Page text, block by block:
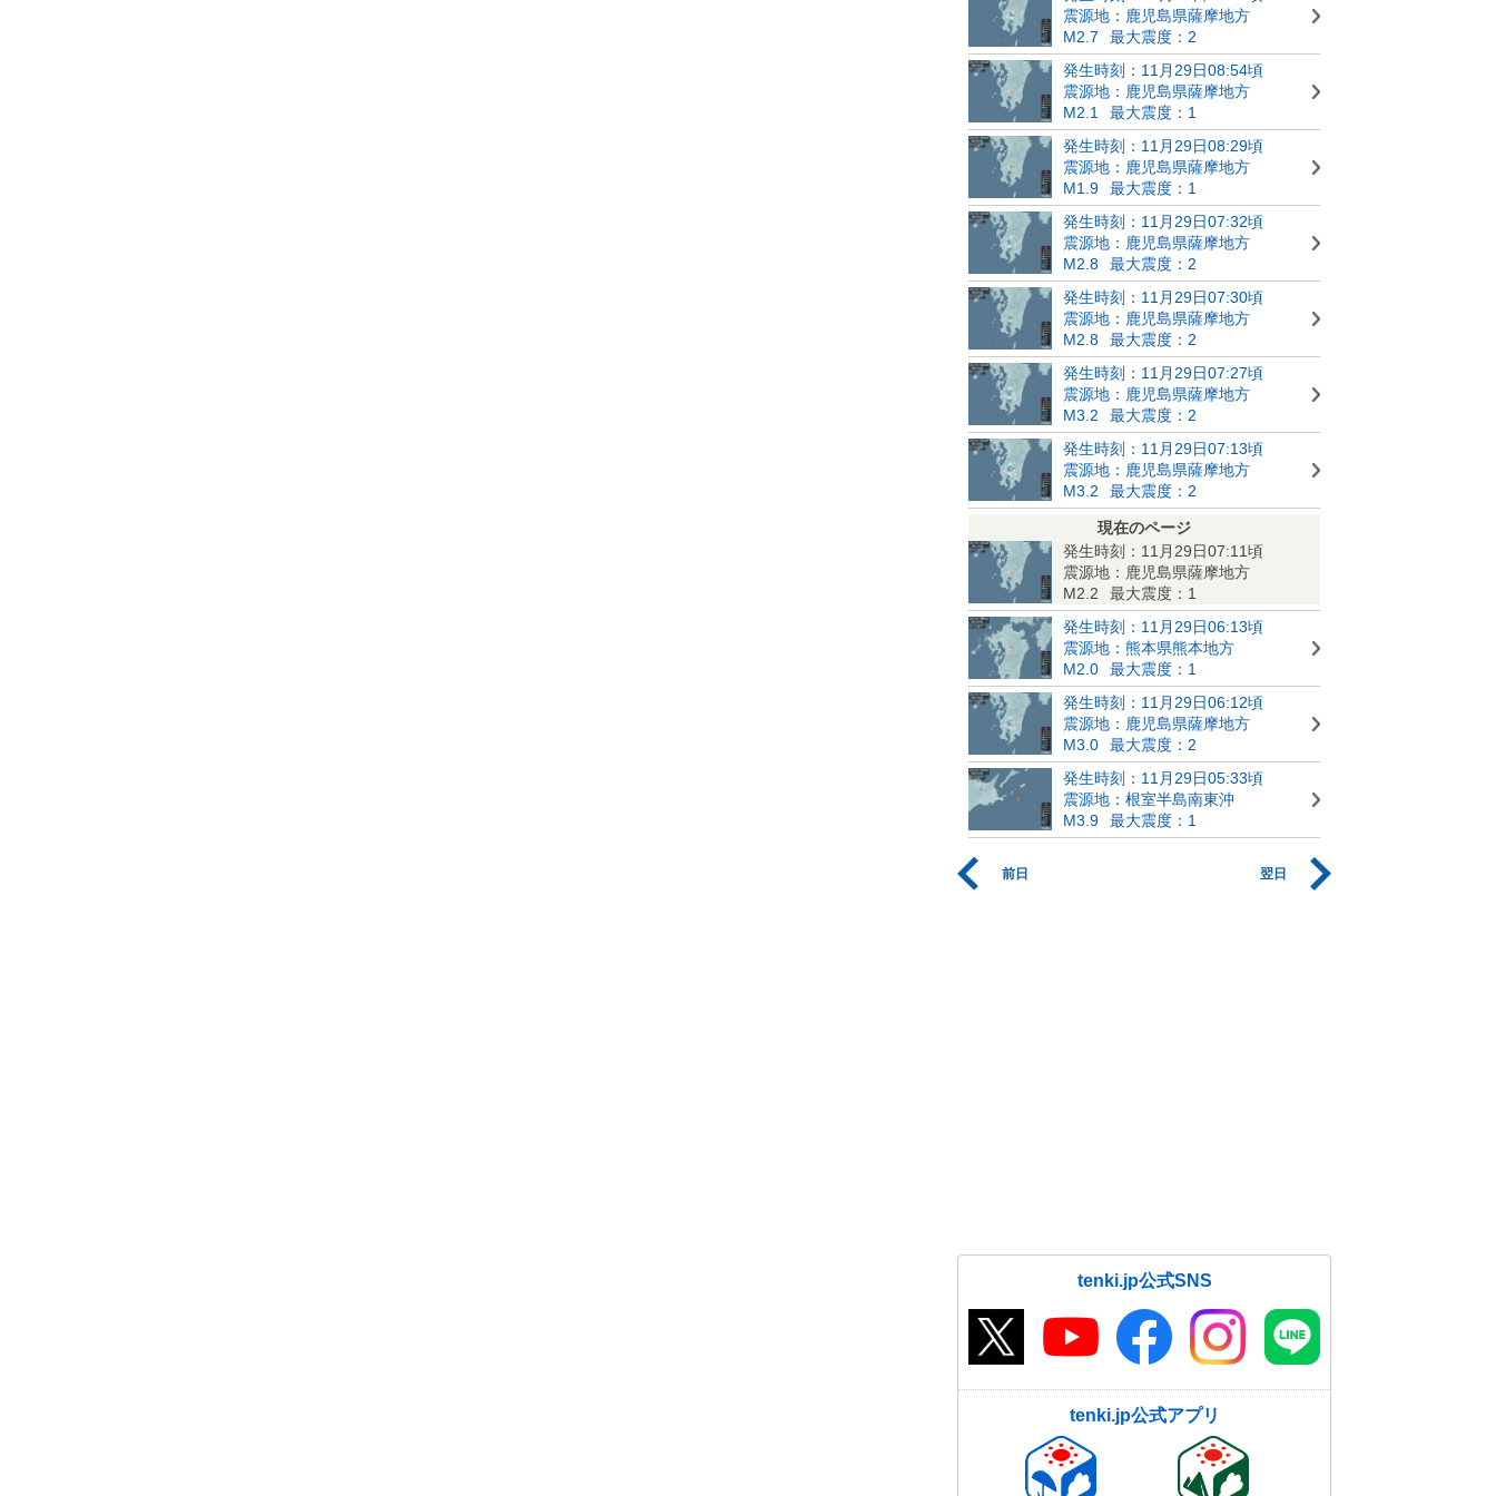
震源地：鹿児島県薩摩地方
M2.7
最大震度：2
発生時刻：11月29日08:54頃
震源地：鹿児島県薩摩地方
M2.1
最大震度：1
発生時刻：11月29日08:29頃
震源地：鹿児島県薩摩地方
M1.9
最大震度：1
発生時刻：11月29日07:32頃
震源地：鹿児島県薩摩地方
M2.8
最大震度：2
発生時刻：11月29日07:30頃
震源地：鹿児島県薩摩地方
M2.8
最大震度：2
発生時刻：11月29日07:27頃
震源地：鹿児島県薩摩地方
M3.2
最大震度：2
発生時刻：11月29日07:13頃
震源地：鹿児島県薩摩地方
M3.2
最大震度：2
現在のページ
発生時刻：11月29日07:11頃
震源地：鹿児島県薩摩地方
M2.2
最大震度：1
発生時刻：11月29日06:13頃
震源地：熊本県熊本地方
M2.0
最大震度：1
発生時刻：11月29日06:12頃
震源地：鹿児島県薩摩地方
M3.0
最大震度：2
発生時刻：11月29日05:33頃
震源地：根室半島南東沖
M3.9
最大震度：1
前日 翌日
tenki.jp公式SNS
tenki.jp公式アプリ